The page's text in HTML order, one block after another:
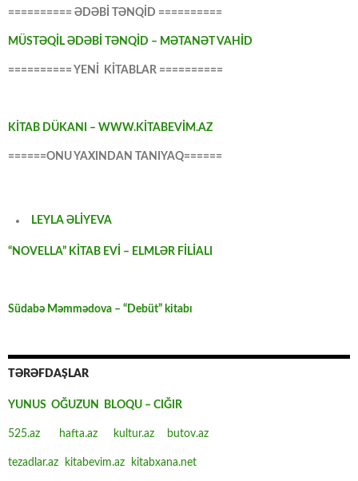
========== ƏDƏBİ TƏNQİD ==========
MÜSTƏQİL ƏDƏBİ TƏNQİD – MƏTANƏT VAHİD
========== YENİ KİTABLAR ==========
KİTAB DÜKANI – WWW.KİTABEVİM.AZ
======ONU YAXINDAN TANIYAQ======
LEYLA ƏLİYEVA
“NOVELLA” KİTAB EVİ – ELMLƏR FİLİALI
Südabə Məmmədova – “Debüt” kitabı
TƏRƏFDAŞLAR
YUNUS OĞUZUN BLOQU – CIĞIR
525.az hafta.az kultur.az butov.az
tezadlar.az kitabevim.az kitabxana.net